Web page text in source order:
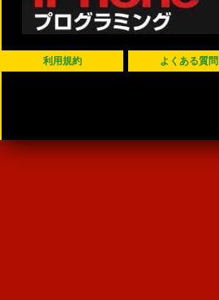
利用規約 よくある質問